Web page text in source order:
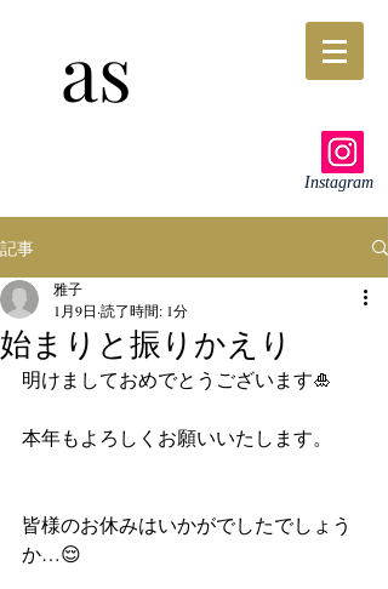
as
Instagram
記事
始まりと振りかえり
雅子
1月9日 読了時間: 1分
明けましておめでとうございます🎍
本年もよろしくお願いいたします。
皆様のお休みはいかがでしたでしょう
か…😌